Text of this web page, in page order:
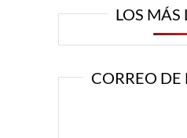
LOS MÁS
CORREO DE